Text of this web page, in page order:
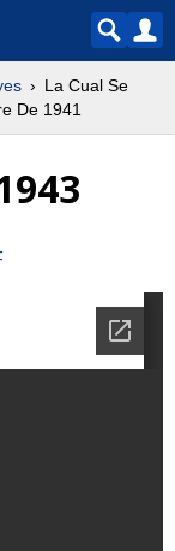
La Cual Se
De 1941